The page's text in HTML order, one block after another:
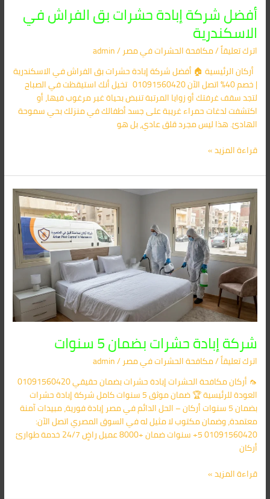
أفضل شركة إبادة حشرات بق الفراش في
الاسكندرية
اترك تعليقاً/مكافحة الحشرات في مصر/
admin
أركان الرئيسية 🏠 أفضل شركة إبادة حشرات بق الفراش في الاسكندرية
| خصم 40% اتصل الآن 01091560420 تخيل أنك استيقظت في الصباح
لتجد سقف غرفتك أو زوايا المرتبة تنبض بحياة غير مرغوب فيها، أو
اكتشفت لدغات حمراء غريبة على جسد أطفالك في منزلك بحي سموحة
الهادئ. هذا ليس مجرد قلق عادي، بل هو
قراءة المزيد »
شركة إبادة حشرات بضمان 5 سنوات
اترك تعليقاً/مكافحة الحشرات في مصر/
admin
🦟 أركان مكافحة الحشرات إبادة حشرات بضمان حقيقي 01091560420
العودة للرئيسية 🏆 ضمان موثق 5 سنوات كامل شركة إبادة حشرات
بضمان 5 سنوات أركان – الحل الدائم في مصر إبادة فورية، مبيدات آمنة
معتمدة، وضمان مكتوب لا مثيل له في السوق المصري اتصل الآن:
01091560420 5+ سنوات ضمان +8000 عميل راضٍ 24/7 خدمة طوارئ
أركان
شركة
إبادة
حشرات
بضمان
5
سنوات
قراءة المزيد »